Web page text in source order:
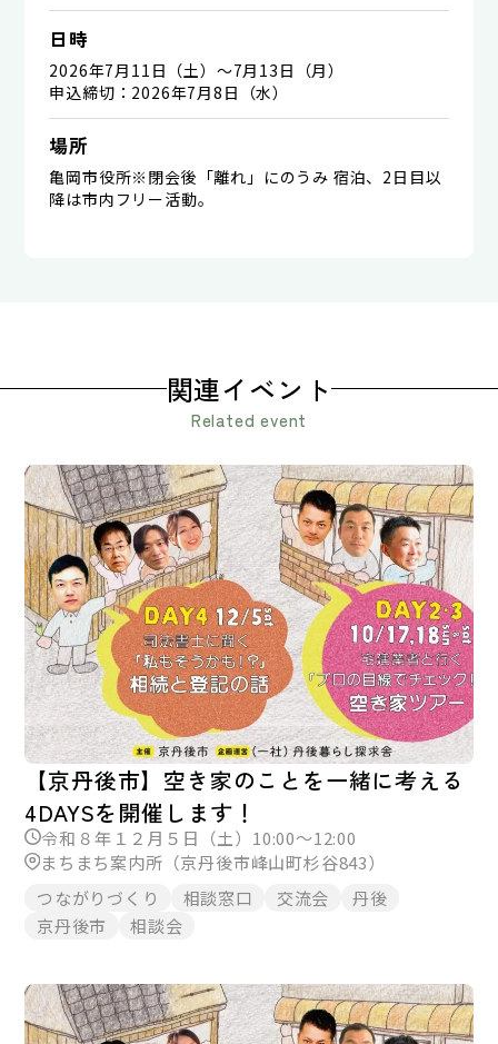
日時
2026年7月11日（土）～7月13日（月）
申込締切：2026年7月8日（水）
場所
亀岡市役所※閉会後「離れ」にのうみ 宿泊、2日目以
降は市内フリー活動。
関連イベント
Related event
【京丹後市】空き家のことを一緒に考える
4DAYSを開催します！
令和８年１２月５日（土）10:00～12:00
まちまち案内所（京丹後市峰山町杉谷843）
つながりづくり
相談窓口 交流会
丹後
京丹後市
相談会